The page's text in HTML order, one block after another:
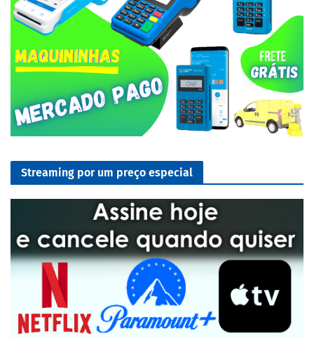
Streaming por um preço especial